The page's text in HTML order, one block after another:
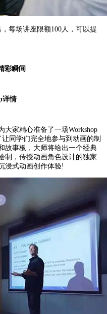
每场讲座限额100人，可以提
彩瞬间
详情
家精心准备了一场Workshop
同学们完全地参与到动画的制
故事板，大师将给出一个经典
制，传授动画角色设计的独家
浸式动画创作体验!